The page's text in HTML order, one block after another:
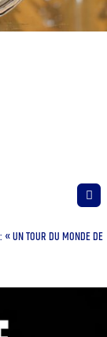
« UN TOUR DU MONDE DE